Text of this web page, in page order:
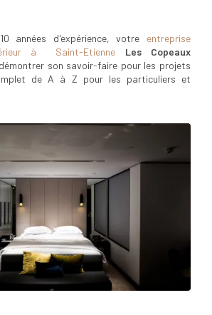
années d'expérience, votre entreprise
à Saint-Etienne
Les Copeaux
son savoir-faire pour les projets
de A à Z pour les particuliers et